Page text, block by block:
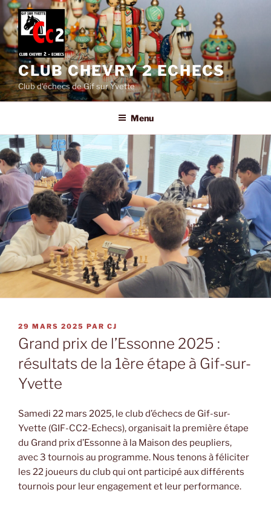
Aller
au
contenu
principal
CLUB CHEVRY 2 ECHECS
Club d'échecs de Gif sur Yvette
Menu
PUBLIÉ
LE
29 MARS 2025 PAR CJ
Grand prix de l’Essonne 2025 :
résultats de la 1ère étape à Gif-sur-
Yvette
Samedi 22 mars 2025, le club d’échecs de Gif-sur-
Yvette (GIF-CC2-Echecs), organisait la première étape
du Grand prix d’Essonne à la Maison des peupliers,
avec 3 tournois au programme. Nous tenons à féliciter
les 22 joueurs du club qui ont participé aux différents
tournois pour leur engagement et leur performance.